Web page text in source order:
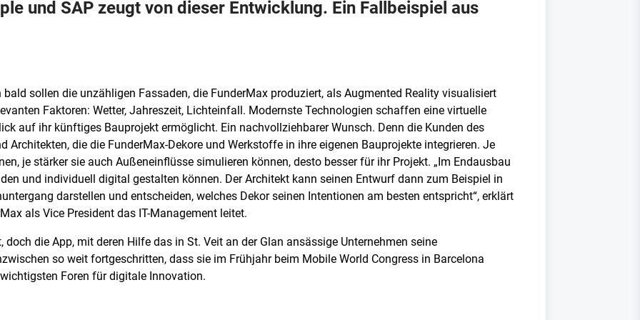
und SAP zeugt von dieser Entwicklung. Ein Fallbeispiel aus
sollen die unzähligen Fassaden, die FunderMax produziert, als Augmented Reality visualisiert
Faktoren: Wetter, Jahreszeit, Lichteinfall. Modernste Technologien schaffen eine virtuelle
auf ihr künftiges Bauprojekt ermöglicht. Ein nachvollziehbarer Wunsch. Denn die Kunden des
Architekten, die die FunderMax-Dekore und Werkstoffe in ihre eigenen Bauprojekte integrieren. Je
je stärker sie auch Außeneinflüsse simulieren können, desto besser für ihr Projekt. „Im Endausbau
und individuell digital gestalten können. Der Architekt kann seinen Entwurf dann zum Beispiel in
darstellen und entscheiden, welches Dekor seinen Intentionen am besten entspricht“, erklärt
als Vice President das IT-Management leitet.
die App, mit deren Hilfe das in St. Veit an der Glan ansässige Unternehmen seine
so weit fortgeschritten, dass sie im Frühjahr beim Mobile World Congress in Barcelona
Foren für digitale Innovation.